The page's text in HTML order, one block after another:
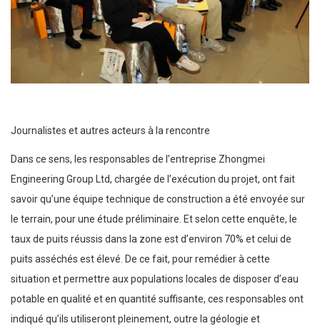
Journalistes et autres acteurs à la rencontre
Dans ce sens, les responsables de l’entreprise Zhongmei
Engineering Group Ltd, chargée de l’exécution du projet, ont fait
savoir qu’une équipe technique de construction a été envoyée sur
le terrain, pour une étude préliminaire. Et selon cette enquête, le
taux de puits réussis dans la zone est d’environ 70% et celui de
puits asséchés est élevé. De ce fait, pour remédier à cette
situation et permettre aux populations locales de disposer d’eau
potable en qualité et en quantité suffisante, ces responsables ont
indiqué qu’ils utiliseront pleinement, outre la géologie et